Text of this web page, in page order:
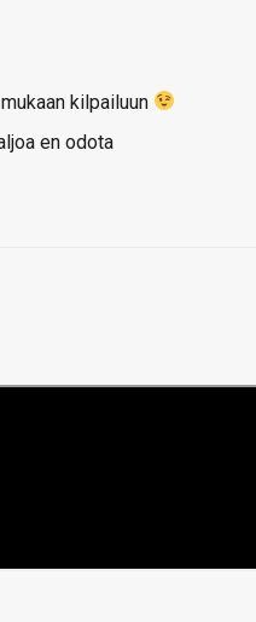
kilpailuun
en odota